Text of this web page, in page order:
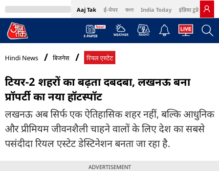
Aaj Tak ई-पेपर বাংলা India Today इंडिया टुडे हिंदी
MumbaiTak Cosmopolitan Harper's Bazaar Northeast
Hindi News बिजनेस रियल एस्टेट
टियर-2 शहरों का बढ़ता दबदबा, लखनऊ बना
प्रॉपर्टी का नया हॉटस्पॉट
लखनऊ अब सिर्फ एक ऐतिहासिक शहर नहीं, बल्कि आधुनिक
और प्रीमियम जीवनशैली चाहने वालों के लिए देश का सबसे
पसंदीदा रियल एस्टेट डेस्टिनेशन बनता जा रहा है.
ADVERTISEMENT